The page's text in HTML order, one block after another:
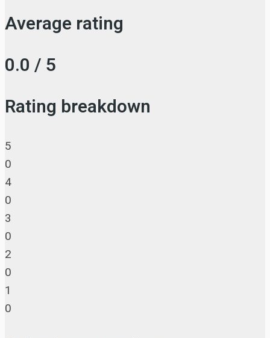
Average rating
0.0 / 5
Rating breakdown
5
0
4
0
3
0
2
0
1
0